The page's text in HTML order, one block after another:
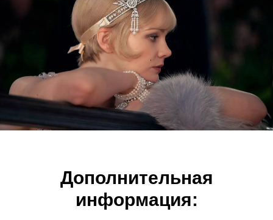
Дополнительная
информация: